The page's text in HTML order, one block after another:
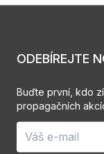
ODEBÍREJTE
Buďte první, kdo
propagačních